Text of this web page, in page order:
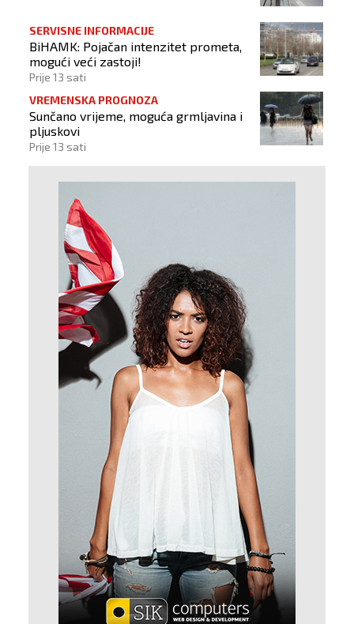
SERVISNE INFORMACIJE
BiHAMK: Pojačan intenzitet prometa,
mogući veći zastoji!
Prije 13 sati
VREMENSKA PROGNOZA
Sunčano vrijeme, moguća grmljavina i
pljuskovi
Prije 13 sati